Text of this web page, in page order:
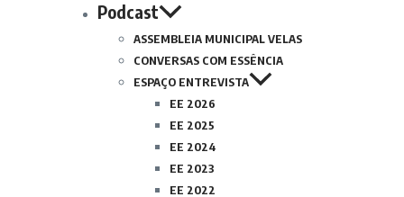
Podcast
ASSEMBLEIA MUNICIPAL VELAS
CONVERSAS COM ESSÊNCIA
ESPAÇO ENTREVISTA
EE 2026
EE 2025
EE 2024
EE 2023
EE 2022